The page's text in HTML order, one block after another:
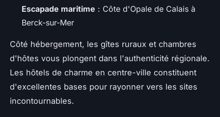
Escapade maritime : Côte d'Opale de Calais à
Berck-sur-Mer
Côté hébergement, les gîtes ruraux et chambres
d'hôtes vous plongent dans l'authenticité régionale.
Les hôtels de charme en centre-ville constituent
d'excellentes bases pour rayonner vers les sites
incontournables.